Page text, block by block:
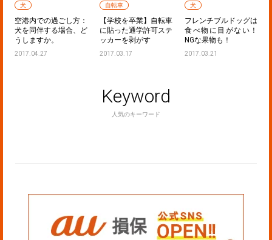
犬
空港内での過ごし方：
犬を同伴する場合、ど
うしますか。
2017.04.27
自転車
【学校を卒業】自転車
に貼った通学許可ステ
ッカーを剥がす
2017.03.17
犬
フレンチブルドッグは
食べ物に目がない！
NGな果物も！
2017.03.21
Keyword
人気のキーワード